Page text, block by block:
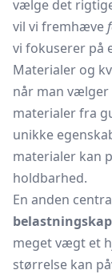
vælge det
vil vi fremhæve
vi fokuserer på
Materialer og
når man
materialer fra
unikke
materialer kan
holdbarhed.
En anden
meget vægt et
størrelse kan